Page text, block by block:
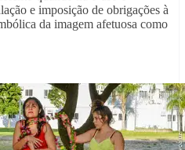
e imposição de obrigações à
da imagem afetuosa como